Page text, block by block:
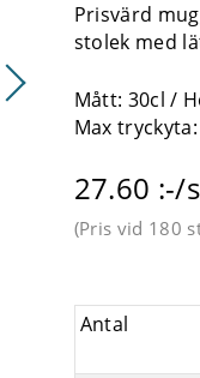
Prisvärd
stolek med
Mått: 30cl /
Max
27.60 :-/
(Pris vid 180
Antal